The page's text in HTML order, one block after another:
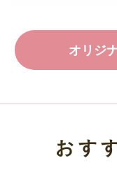
オリジ
おす